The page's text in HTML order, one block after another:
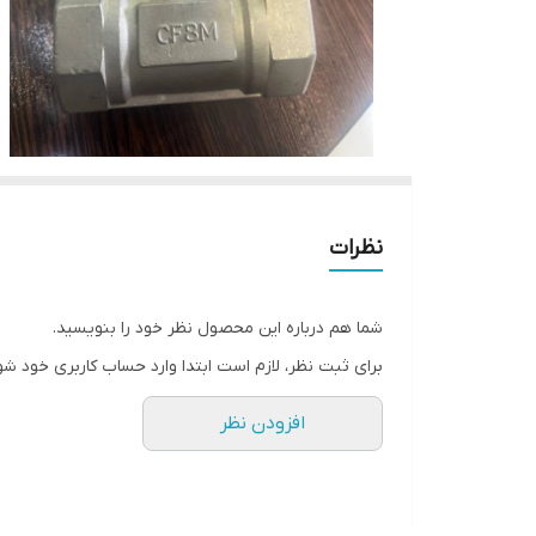
نظرات
شما هم درباره این محصول نظر خود را بنویسید.
برای ثبت نظر، لازم است ابتدا وارد حساب کاربری خود
افزودن نظر